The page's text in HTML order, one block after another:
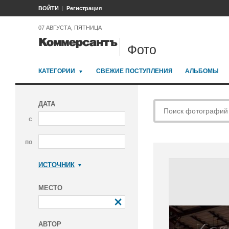
ВОЙТИ Регистрация
07 АВГУСТА, ПЯТНИЦА
Фото
КАТЕГОРИИ СВЕЖИЕ ПОСТУПЛЕНИЯ АЛЬБОМЫ
ДАТА
с
по
ИСТОЧНИК
МЕСТО
АВТОР